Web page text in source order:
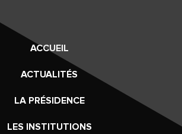
ACCUEIL
ACTUALITÉS
LA PRÉSIDENCE
LES INSTITUTIONS